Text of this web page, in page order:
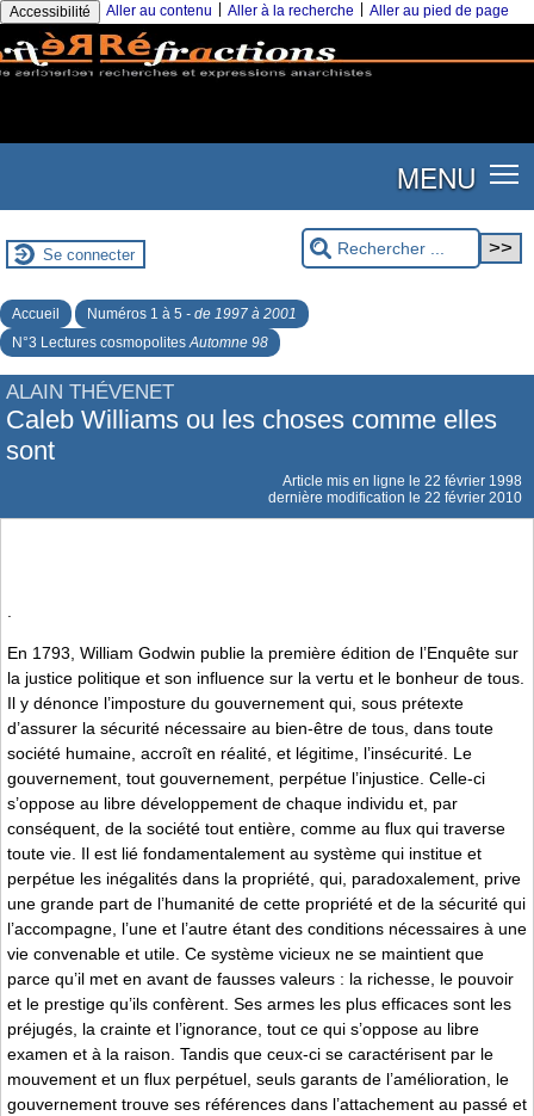
Accessibilité Aller au contenu Aller à la recherche Aller au pied de page
MENU
Se connecter
Accueil Numéros 1 à 5 - de 1997 à 2001
N°3 Lectures cosmopolitesAutomne 98
ALAIN THÉVENET
Caleb Williams ou les choses comme elles
sont
Article mis en ligne le 22 février 1998
dernière modification le 22 février 2010
En 1793, William Godwin publie la première édition de l’Enquête sur
la justice politique et son influence sur la vertu et le bonheur de tous.
Il y dénonce l’imposture du gouvernement qui, sous prétexte
d’assurer la sécurité nécessaire au bien-être de tous, dans toute
société humaine, accroît en réalité, et légitime, l’insécurité. Le
gouvernement, tout gouvernement, perpétue l’injustice. Celle-ci
s’oppose au libre développement de chaque individu et, par
conséquent, de la société tout entière, comme au flux qui traverse
toute vie. Il est lié fondamentalement au système qui institue et
perpétue les inégalités dans la propriété, qui, paradoxalement, prive
une grande part de l’humanité de cette propriété et de la sécurité qui
l’accompagne, l’une et l’autre étant des conditions nécessaires à une
vie convenable et utile. Ce système vicieux ne se maintient que
parce qu’il met en avant de fausses valeurs : la richesse, le pouvoir
et le prestige qu’ils confèrent. Ses armes les plus efficaces sont les
préjugés, la crainte et l’ignorance, tout ce qui s’oppose au libre
examen et à la raison. Tandis que ceux-ci se caractérisent par le
mouvement et un flux perpétuel, seuls garants de l’amélioration, le
gouvernement trouve ses références dans l’attachement au passé et